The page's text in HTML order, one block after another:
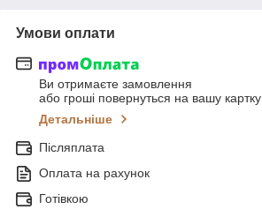
Умови оплати
Ви отримаєте замовлення
або гроші повернуться на вашу картку
Детальніше
Післяплата
Оплата на рахунок
Готівкою